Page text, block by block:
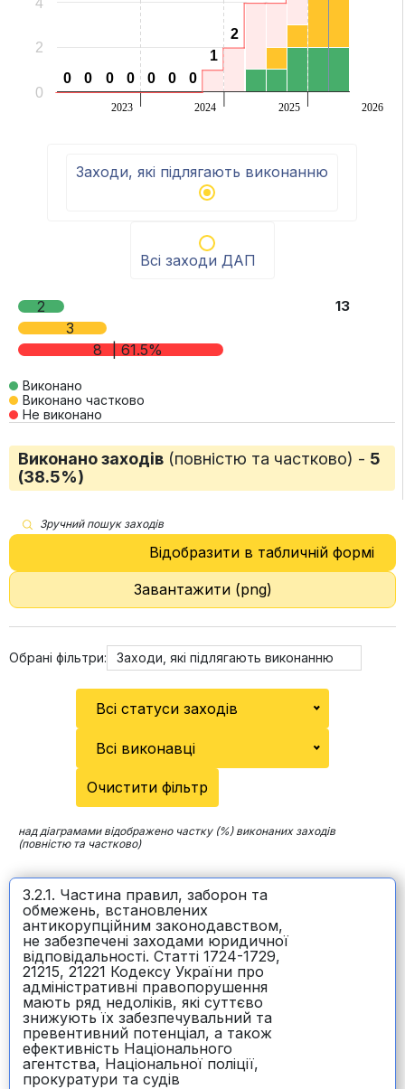
0
0 0
0 0
0 0
0 0
0 0
0 0
0
1
1
2
2
2023 2024 2025 2026
0
2
4
Заходи, які підлягають виконанню
Всі заходи ДАП
2
3
8
| 61.5%
13
Виконано
Виконано частково
Не виконано
Виконано заходів (повністю та частково) - 5
(38.5%)
Зручний пошук заходів
Відобразити в табличній формі
Завантажити (png)
Обрані фільтри: Заходи, які підлягають виконанню
Всі статуси заходів
Всі виконавці
Очистити фільтр
над діаграмами відображено частку (%) виконаних заходів
(повністю та частково)
3.2.1. Частина правил, заборон та
обмежень, встановлених
антикорупційним законодавством,
не забезпечені заходами юридичної
відповідальності. Статті 1724-1729,
21215, 21221 Кодексу України про
адміністративні правопорушення
мають ряд недоліків, які суттєво
знижують їх забезпечувальний та
превентивний потенціал, а також
ефективність Національного
агентства, Національної поліції,
прокуратури та судів